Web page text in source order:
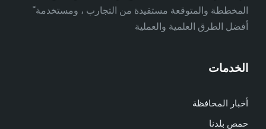
المخططة والمتوقعة مستفيدة من التجارب ، ومستخدمة ً
أفضل الطرق العلمية والعملية
الخدمات
أخبار المحافظة
حمص بلدنا